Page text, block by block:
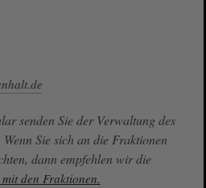
senden Sie der Verwaltung des
Sie sich an die Fraktionen
dann empfehlen wir die
den Fraktionen.